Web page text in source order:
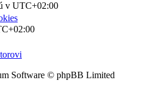
v UTC+02:00
Software © phpBB Limited